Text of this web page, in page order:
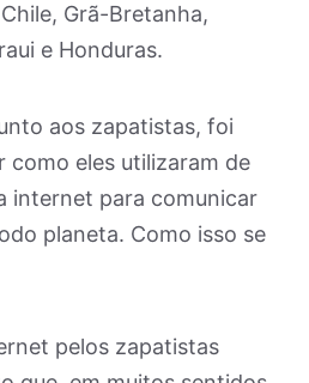
Grã-Bretanha,
e Honduras.
aos zapatistas, foi
como eles utilizaram de
internet para comunicar
planeta. Como isso se
pelos zapatistas